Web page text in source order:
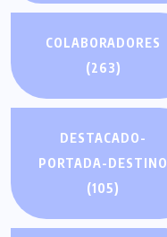
COLABORADORES
(263)
DESTACADO-
PORTADA-DESTINO
(105)